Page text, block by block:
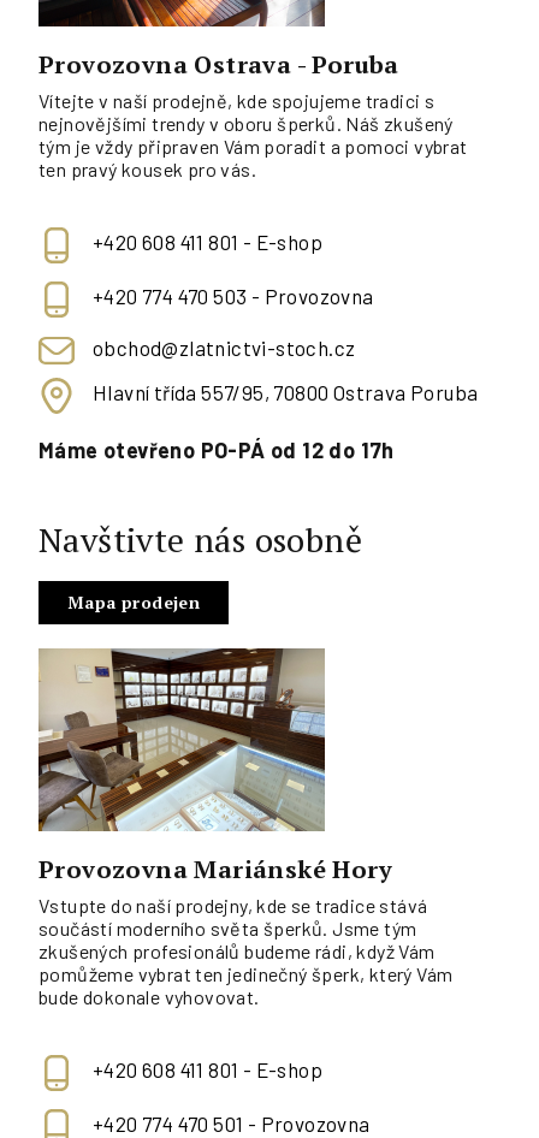
Provozovna Ostrava - Poruba
Vítejte v naší prodejně, kde spojujeme tradici s
nejnovějšími trendy v oboru šperků. Náš zkušený
tým je vždy připraven Vám poradit a pomoci vybrat
ten pravý kousek pro vás.
+420 608 411 801 - E-shop
+420 774 470 503 - Provozovna
obchod@zlatnictvi-stoch.cz
Hlavní třída 557/95, 70800 Ostrava Poruba
Máme otevřeno PO-PÁ od 12 do 17h
Navštivte nás osobně
Mapa prodejen
Provozovna Mariánské Hory
Vstupte do naší prodejny, kde se tradice stává
součástí moderního světa šperků. Jsme tým
zkušených profesionálů budeme rádi, když Vám
pomůžeme vybrat ten jedinečný šperk, který Vám
bude dokonale vyhovovat.
+420 608 411 801 - E-shop
+420 774 470 501 - Provozovna